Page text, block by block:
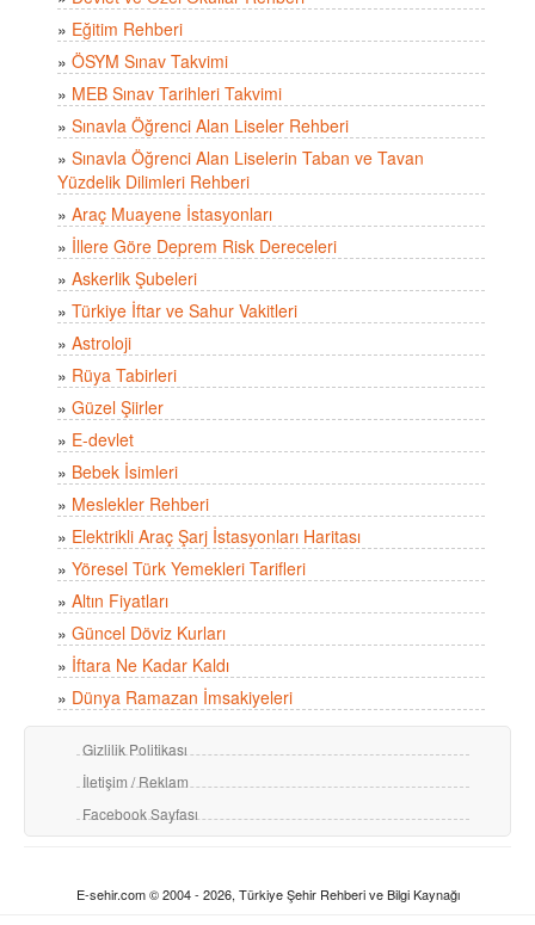
» Eğitim Rehberi
» ÖSYM Sınav Takvimi
» MEB Sınav Tarihleri Takvimi
» Sınavla Öğrenci Alan Liseler Rehberi
» Sınavla Öğrenci Alan Liselerin Taban ve Tavan
Yüzdelik Dilimleri Rehberi
» Araç Muayene İstasyonları
» İllere Göre Deprem Risk Dereceleri
» Askerlik Şubeleri
» Türkiye İftar ve Sahur Vakitleri
» Astroloji
» Rüya Tabirleri
» Güzel Şiirler
» E-devlet
» Bebek İsimleri
» Meslekler Rehberi
» Elektrikli Araç Şarj İstasyonları Haritası
» Yöresel Türk Yemekleri Tarifleri
» Altın Fiyatları
» Güncel Döviz Kurları
» İftara Ne Kadar Kaldı
» Dünya Ramazan İmsakiyeleri
Gizlilik Politikası
İletişim / Reklam
Facebook Sayfası
E-sehir.com © 2004 - 2026, Türkiye Şehir Rehberi ve Bilgi Kaynağı